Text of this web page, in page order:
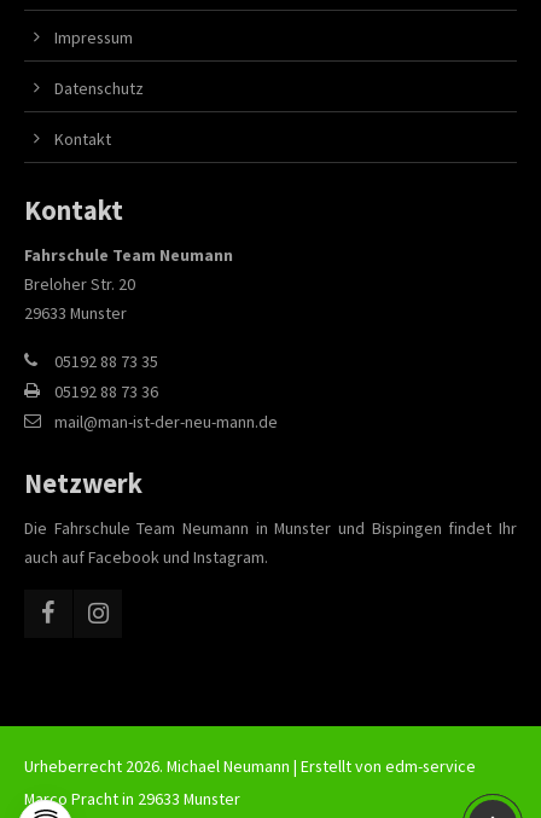
Impressum
Datenschutz
Kontakt
Kontakt
Fahrschule Team Neumann
Breloher Str. 20
29633 Munster
05192 88 73 35
05192 88 73 36
mail@man-ist-der-neu-mann.de
Netzwerk
Die Fahrschule Team Neumann in Munster und Bispingen findet Ihr
auch auf Facebook und Instagram.
Urheberrecht 2026. Michael Neumann | Erstellt von edm-service
Marco Pracht in 29633 Munster